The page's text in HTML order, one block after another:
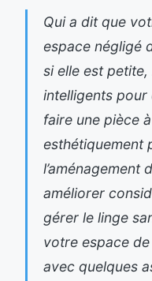
Qui a dit que
espace négligé
si elle est
intelligents
faire une pièce
esthétiquement
l’aménagement
améliorer
gérer le linge
votre espace de
avec quelques